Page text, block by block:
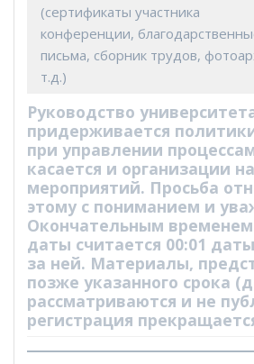
(сертификаты участника
конференции,
письма, сборник трудов,
т.д.)
Руководство
придерживается
при управлении
касается и организации
мероприятий. Просьба
этому с пониманием и
Окончательным
даты считается 00:01
за ней. Материалы,
позже указанного срока
рассматриваются и не
регистрация